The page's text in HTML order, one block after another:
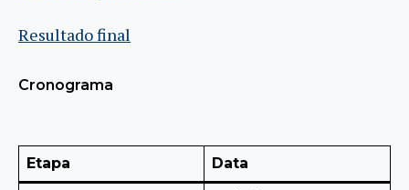
Resultado final
Cronograma
Etapa Data